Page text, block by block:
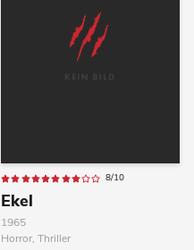
8/10
Ekel
1965
Horror, Thriller